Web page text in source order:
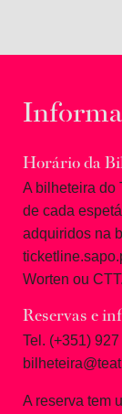
Horário da
A bilheteira do
de cada
adquiridos na
Worten ou CTT.
Reservas e
Tel. (+351)
A reserva tem